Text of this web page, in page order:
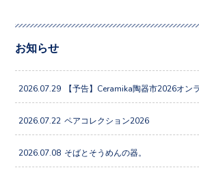
お知らせ
2026.07.29 【予告】Ceramika陶器市2026オン
2026.07.22 ペアコレクション2026
2026.07.08 そばとそうめんの器。